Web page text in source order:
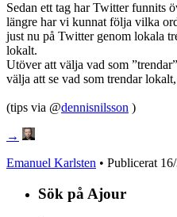
Sedan ett tag har Twitter funnits
längre har vi kunnat följa vilka
just nu på Twitter genom lokala
lokalt.
Utöver att välja vad som
välja att se vad som trendar
(tips via @dennisnilsson )
→
Emanuel Karlsten • Publicerat
Sök på Ajour